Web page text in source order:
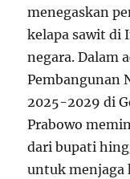
menegaskan
kelapa sawit di
negara. Dalam
Pembangunan
2025-2029 di
Prabowo
dari bupati
untuk menjaga